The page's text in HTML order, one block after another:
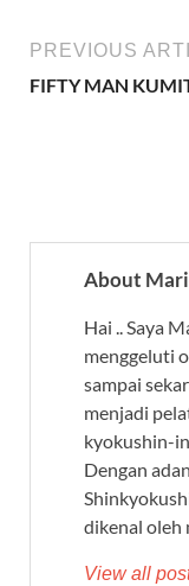
PREVIOUS
FIFTY MAN
About
Hai .. Saya
menggeluti
sampai
menjadi
kyokushin-
Dengan
dikenal oleh
View all